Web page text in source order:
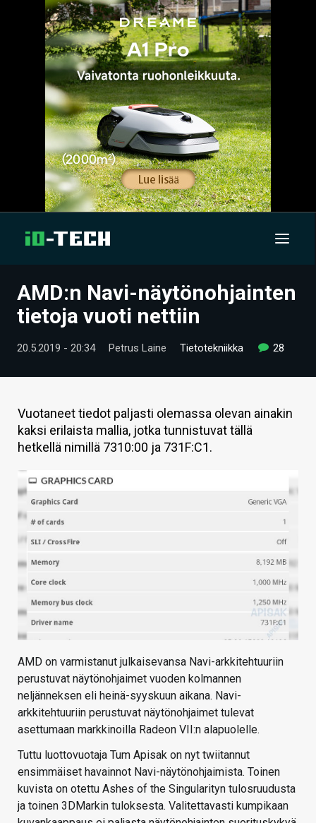
UUTISET
TIETOA
HINTA.FI
KAUPPA
VAIHDA TEEMA
HAKU
AMD:n Navi-näytönohjainten
tietoja vuoti nettiin
20.5.2019 - 20:34 Petrus Laine Tietotekniikka 28
Vuotaneet tiedot paljasti olemassa olevan ainakin
kaksi erilaista mallia, jotka tunnistuvat tällä
hetkellä nimillä 7310:00 ja 731F:C1.
AMD on varmistanut julkaisevansa Navi-arkkitehtuuriin
perustuvat näytönohjaimet vuoden kolmannen
neljänneksen eli heinä-syyskuun aikana. Navi-
arkkitehtuuriin perustuvat näytönohjaimet tulevat
asettumaan markkinoilla Radeon VII:n alapuolelle.
Tuttu luottovuotaja Tum Apisak on nyt twiitannut
ensimmäiset havainnot Navi-näytönohjaimista. Toinen
kuvista on otettu Ashes of the Singularityn tulosruudusta
ja toinen 3DMarkin tuloksesta. Valitettavasti kumpikaan